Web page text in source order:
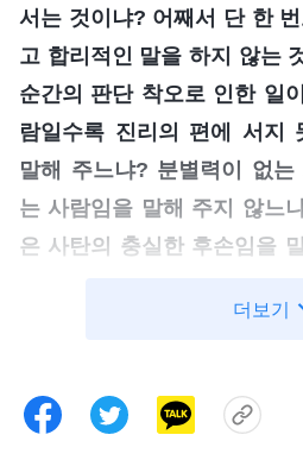
서는 것이냐? 어째서 단 한
고 합리적인 말을 하지 않는
순간의 판단 착오로 인한 일
람일수록 진리의 편에 서지
말해 주느냐? 분별력이 없
는 사람임을 말해 주지 않느
은 사탄의 충실한 후손임을
내는 것이냐? 그들의 언행과
충분히 증명한다. 그들이 사
것은 사탄이 자신을 위해 평
더보기